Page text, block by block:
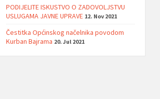
PODIJELITE ISKUSTVO O ZADOVOLJSTVU
USLUGAMA JAVNE UPRAVE 12. Nov 2021
Čestitka Općinskog načelnika povodom
Kurban Bajrama 20. Jul 2021